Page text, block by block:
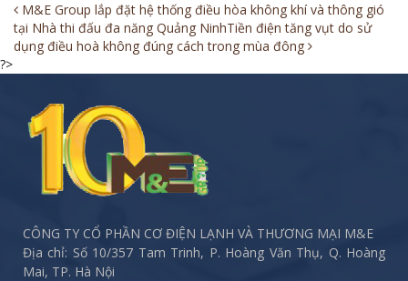
Post
navigation
M&E Group lắp đặt hệ thống điều hòa không khí và thông gió
tại Nhà thi đấu đa năng Quảng NinhTiền điện tăng vụt do sử
dụng điều hoà không đúng cách trong mùa đông
?>
CÔNG TY CỔ PHẦN CƠ ĐIỆN LẠNH VÀ THƯƠNG MẠI M&E
Địa chỉ: Số 10/357 Tam Trinh, P. Hoàng Văn Thụ, Q. Hoàng
Mai, TP. Hà Nội